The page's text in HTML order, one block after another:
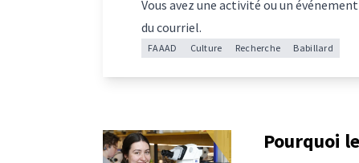
Vous avez une activité ou un
du courriel.
FAAAD Culture Recherche Babillard
Pourquoi